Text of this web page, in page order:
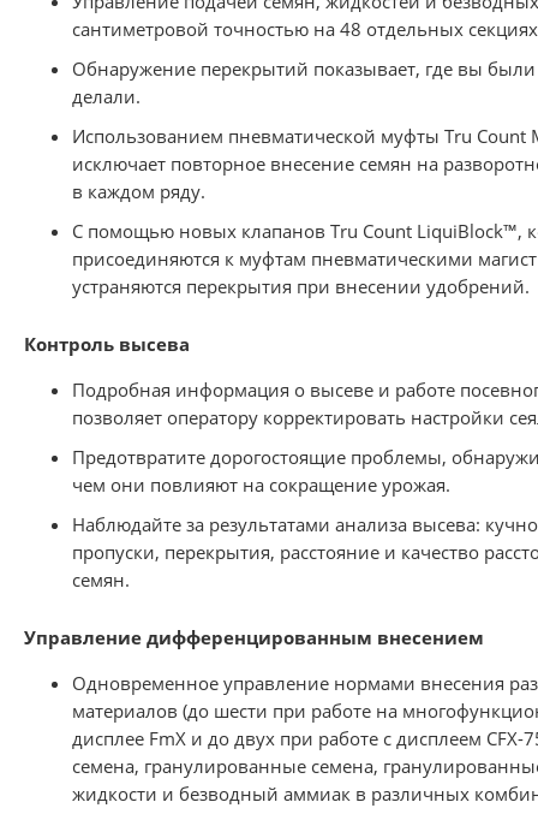
сантиметровой точностью на 48 отдельных
Обнаружение перекрытий показывает, где вы
делали.
Использованием пневматической муфты Tru Count
исключает повторное внесение семян на
в каждом ряду.
С помощью новых клапанов Tru Count LiquiBlock™,
присоединяются к муфтам пневматическими
устраняются перекрытия при внесении удобрений.
Контроль высева
Подробная информация о высеве и работе
позволяет оператору корректировать настройки
Предотвратите дорогостоящие проблемы,
чем они повлияют на сокращение урожая.
Наблюдайте за результатами анализа высева:
пропуски, перекрытия, расстояние и качество
семян.
Управление дифференцированным внесением
Одновременное управление нормами внесения
материалов (до шести при работе на
дисплее FmX и до двух при работе с дисплеем CFX-
семена, гранулированные семена,
жидкости и безводный аммиак в различных